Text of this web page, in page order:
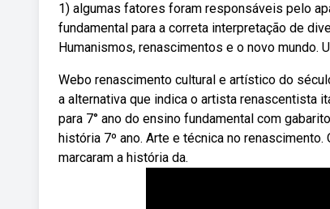
1) algumas fatores foram responsáveis pelo
fundamental para a correta interpretação de
Humanismos, renascimentos e o novo mundo.
Webo renascimento cultural e artístico do
a alternativa que indica o artista renascentista
para 7° ano do ensino fundamental com
história 7º ano. Arte e técnica no
marcaram a história da.